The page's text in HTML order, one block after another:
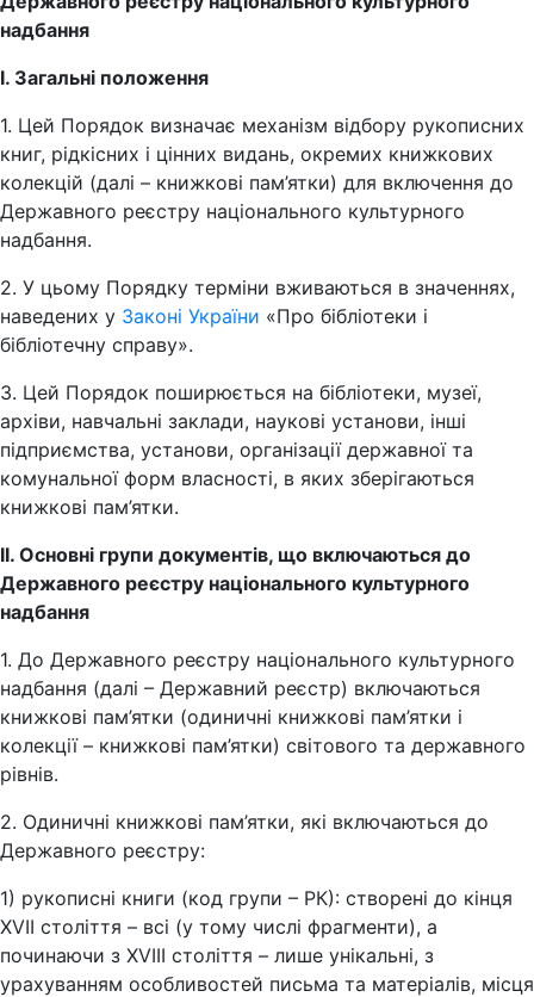
надбання
І. Загальні положення
1. Цей Порядок визначає механізм відбору рукописних
книг, рідкісних і цінних видань, окремих книжкових
колекцій (далі – книжкові пам’ятки) для включення до
Державного реєстру національного культурного
надбання.
2. У цьому Порядку терміни вживаються в значеннях,
наведених у Законі України «Про бібліотеки і
бібліотечну справу».
3. Цей Порядок поширюється на бібліотеки, музеї,
архіви, навчальні заклади, наукові установи, інші
підприємства, установи, організації державної та
комунальної форм власності, в яких зберігаються
книжкові пам’ятки.
ІІ. Основні групи документів, що включаються до
Державного реєстру національного культурного
надбання
1. До Державного реєстру національного культурного
надбання (далі – Державний реєстр) включаються
книжкові пам’ятки (одиничні книжкові пам’ятки і
колекції – книжкові пам’ятки) світового та державного
рівнів.
2. Одиничні книжкові пам’ятки, які включаються до
Державного реєстру:
1) рукописні книги (код групи – РК): створені до кінця
XVII століття – всі (у тому числі фрагменти), а
починаючи з XVIIІ століття – лише унікальні, з
урахуванням особливостей письма та матеріалів, місця